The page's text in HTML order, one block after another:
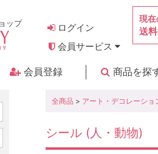
ップ
ログイン
会員サービス
現
送
会員登録
商品を探
全商品 > アート・デコレーショ
シール (人・動物)